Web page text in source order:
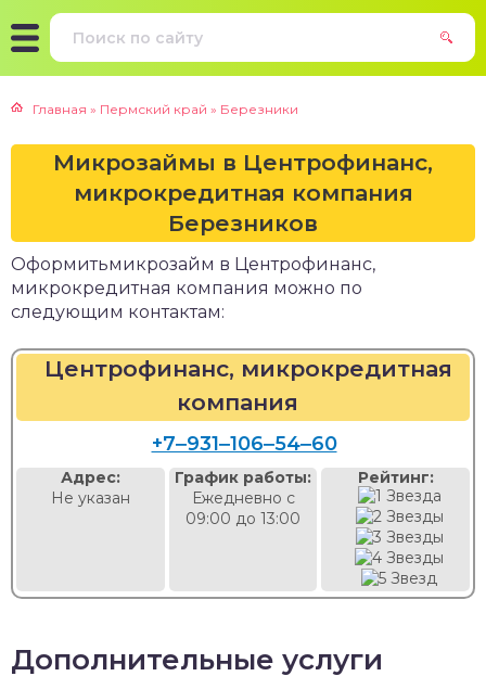
Главная » Пермский край » Березники
Микрозаймы в Центрофинанс,
микрокредитная компания
Березников
Оформитьмикрозайм в Центрофинанс,
микрокредитная компания можно по
следующим контактам:
Центрофинанс, микрокредитная
компания
+7‒931‒106‒54‒60
Адрес:
Не указан
График работы:
Ежедневно с
09:00 до 13:00
Рейтинг:
Дополнительные услуги